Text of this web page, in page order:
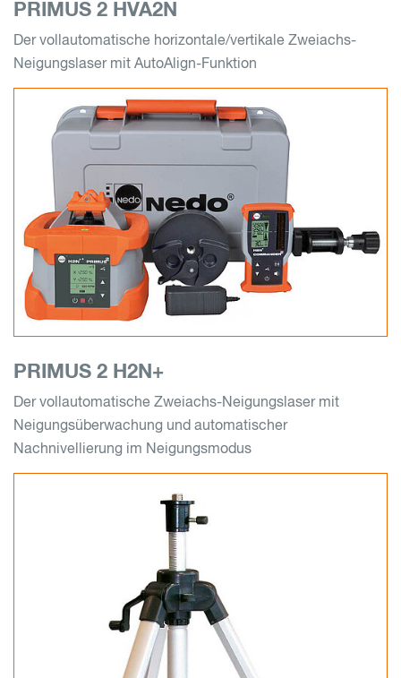
PRIMUS 2 HVA2N
Der vollautomatische horizontale/vertikale Zweiachs-
Neigungslaser mit AutoAlign-Funktion
PRIMUS 2 H2N+
Der vollautomatische Zweiachs-Neigungslaser mit
Neigungsüberwachung und automatischer
Nachnivellierung im Neigungsmodus